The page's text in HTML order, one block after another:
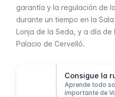
garantía y la regulación de
durante un tiempo en la
Lonja de la Seda , y a día
Palacio de Cervelló.
Aprende todo
importante de